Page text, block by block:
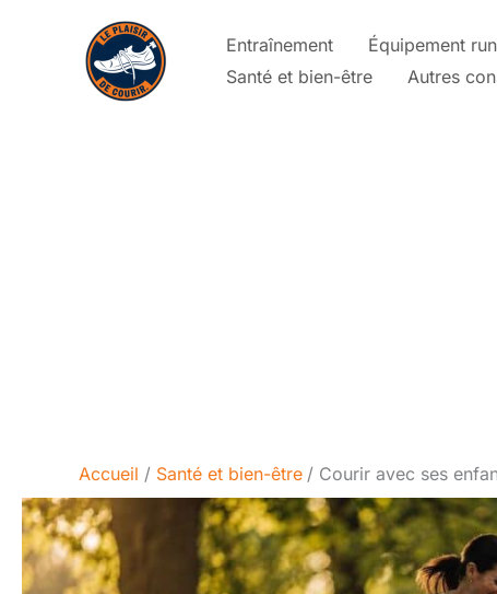
Entraînement Équipement
Santé et bien-être
Autres
Accueil Santé et bien-être Courir avec ses